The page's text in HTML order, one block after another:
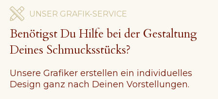
UNSER GRAFIK-SERVICE
Benötigst Du Hilfe bei der Gestaltung
Deines Schmucksstücks?
Unsere Grafiker erstellen ein individuelles
Design ganz nach Deinen Vorstellungen.